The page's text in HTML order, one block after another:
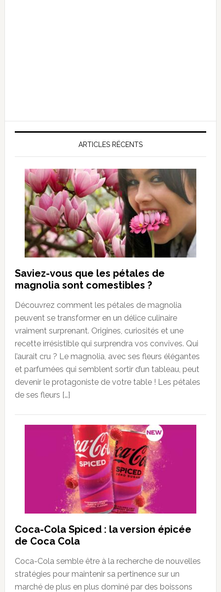
ARTICLES RÉCENTS
Saviez-vous que les pétales de
magnolia sont comestibles ?
Découvrez comment les pétales de magnolia
peuvent se transformer en un délice culinaire
vraiment surprenant. Origines, curiosités et une
recette irrésistible qui surprendra vos convives. Qui
l’aurait cru ? Le magnolia, avec ses fleurs élégantes
et parfumées qui semblent sortir d’un tableau, peut
devenir le protagoniste de votre table ! Les pétales
de ses fleurs […]
Coca-Cola Spiced : la version épicée
de Coca Cola
Coca-Cola semble être à la recherche de nouvelles
stratégies pour maintenir sa pertinence sur un
marché de plus en plus dominé par des boissons